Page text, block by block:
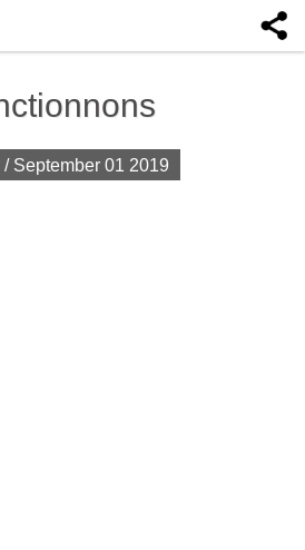
/ September 01 2019